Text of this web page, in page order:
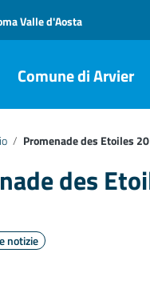
navigazione
Valle d'Aosta
la navigazione
Comune di Arvier
/ Promenade des Etoiles
des
notizie